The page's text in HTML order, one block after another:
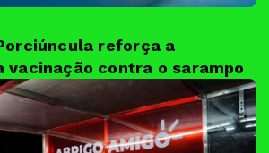
reforça a
vacinação contra o sarampo